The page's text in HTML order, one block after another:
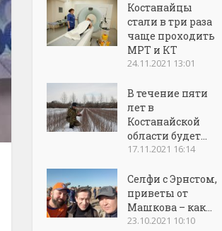
Костанайцы
стали в три раза
чаще проходить
МРТ и КТ
24.11.2021 13:01
В течение пяти
лет в
Костанайской
области будет...
17.11.2021 16:14
Селфи с Эрнстом,
приветы от
Машкова – как...
23.10.2021 10:10